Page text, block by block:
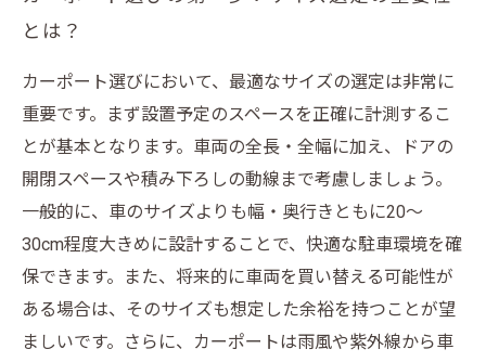
失敗しないカーポート選びのまとめ：サイズの
見極めで快適さアップ
サイズ選定のポイント総まとめ：カーポートで
叶える快適なエクステリア
カーポート設置の疑問を解決！サイズ選びで後
悔しないために
準備と計画で失敗を防ぐ方法
施工期間の実態とは？場所・材料・業者による
違いを詳解
施工中に直面するトラブルとその対処法を紹介
とは？
カーポート選びにおいて、最適なサイズの選定は非常に
重要です。まず設置予定のスペースを正確に計測するこ
とが基本となります。車両の全長・全幅に加え、ドアの
開閉スペースや積み下ろしの動線まで考慮しましょう。
一般的に、車のサイズよりも幅・奥行きともに20〜
30cm程度大きめに設計することで、快適な駐車環境を確
保できます。また、将来的に車両を買い替える可能性が
ある場合は、そのサイズも想定した余裕を持つことが望
ましいです。さらに、カーポートは雨風や紫外線から車